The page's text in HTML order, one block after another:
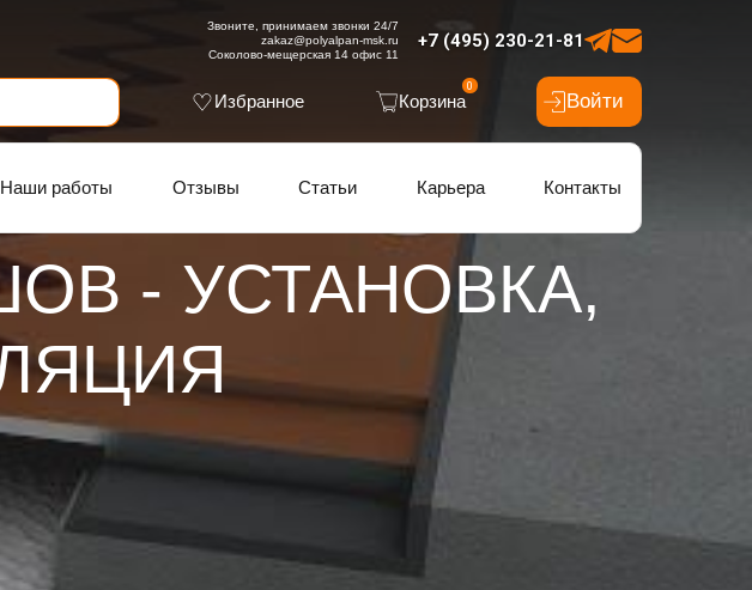
+7 (495) 230-21-81
Звоните, принимаем звонки 24/7
zakaz@polyalpan-msk.ru
Соколово-мещерская 14 офис 11
Избранное Корзина
0
Войти
Наши работы Отзывы Статьи Карьера Контакты
- УСТАНОВКА,